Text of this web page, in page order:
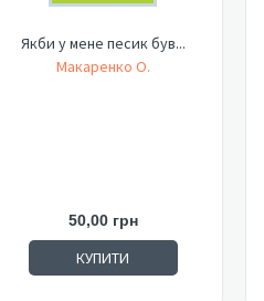
Якби у мене песик був...
Макаренко О.
50,00 грн
КУПИТИ